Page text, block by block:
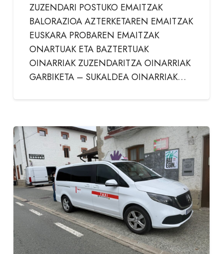
ZUZENDARI POSTUKO EMAITZAK
BALORAZIOA AZTERKETAREN EMAITZAK
EUSKARA PROBAREN EMAITZAK
ONARTUAK ETA BAZTERTUAK
OINARRIAK ZUZENDARITZA OINARRIAK
GARBIKETA – SUKALDEA OINARRIAK…